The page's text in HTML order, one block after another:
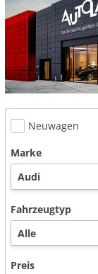
Neuwagen
Marke
Fahrzeugtyp
Preis